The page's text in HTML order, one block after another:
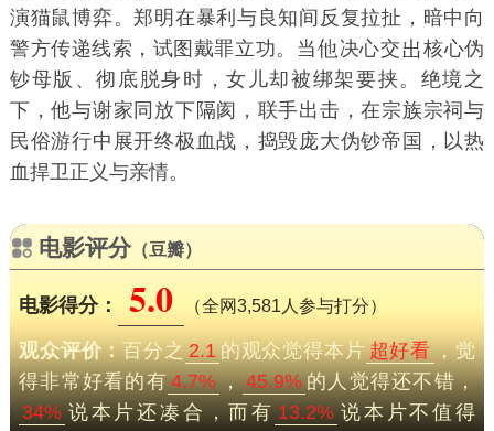
演猫鼠博弈。郑明在暴利与良知间反复拉扯，暗中向
警方传递线索，试图戴罪立功。当
决心交
核心伪
钞母版、彻底脱身时，女儿却被绑架要挟。绝境之
下，他与谢家同放下隔阂，联手出击，在宗族宗祠与
民俗游行中展开终极血战，捣毁庞大伪钞帝国，以热
血捍卫正义与亲情。
电影评分（豆瓣）
电影得分： 5.0 （全网3,581人参与打分）
观众评价：百分之2.1的观众觉得本片超好看，觉
得非常好看的有4.7%，45.9%的人觉得还不错，
34%说本片还凑合，而有13.2%说本片不值得